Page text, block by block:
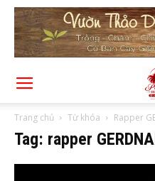
Trang chủ Từ khóa Rapper
Tag: rapper